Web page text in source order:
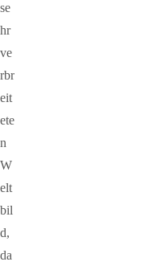
se
hr
ve
rbr
eit
ete
n
W
elt
bil
d,
da